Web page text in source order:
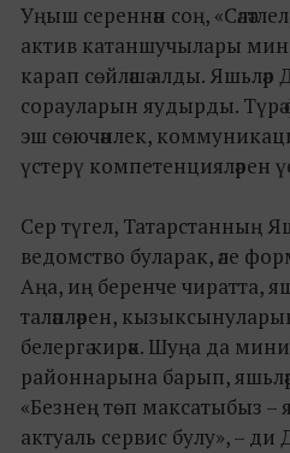
Уңыш сереннән соң,
актив катаншучылары
карап сөйләшә алды. Яшьләр
сорауларын яудырды. Түрә
эш сөючәнлек,
үстерү компетенцияләрен
Сер түгел, Татарстанның
ведомство буларак, әле
Аңа, иң беренче чиратта,
таләпләрен,
белергә кирәк. Шуңа да
районнарына барып,
«Безнең төп максатыбыз –
актуаль сервис булу», – ди